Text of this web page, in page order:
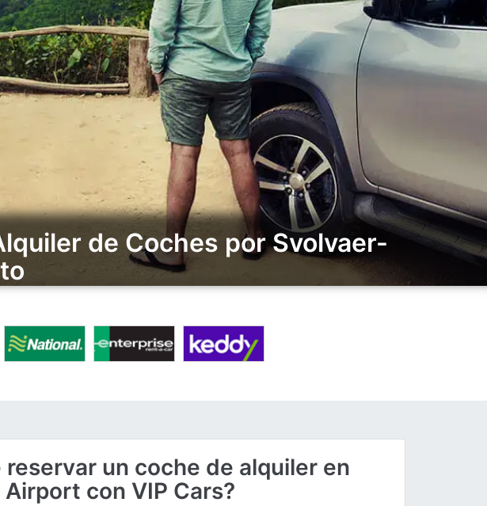
de Coches por Svolvaer-
reservar un coche de alquiler en
con VIP Cars?